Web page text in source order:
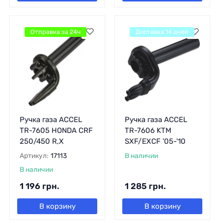
Ручка газа ACCEL
TR-7605 HONDA CRF
250/450 R,X
Артикул: 17113
В наличии
1 196 грн.
В корзину
Отправка за 24ч
Ручка газа ACCEL
TR-7606 KTM
SXF/EXCF '05-'10
В наличии
1 285 грн.
В корзину
Доставка 14 дней